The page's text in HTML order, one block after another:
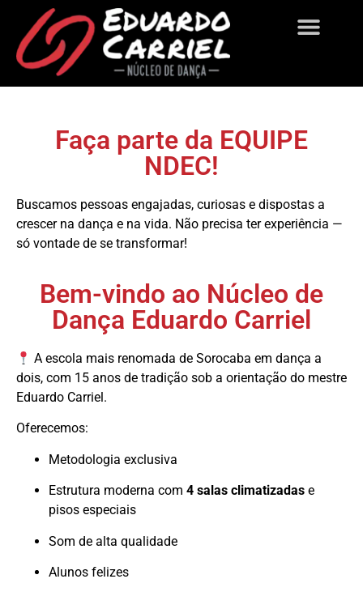
Faça parte da EQUIPE
NDEC!
Buscamos pessoas engajadas, curiosas e dispostas a
crescer na dança e na vida. Não precisa ter experiência —
só vontade de se transformar!
Bem-vindo ao Núcleo de
Dança Eduardo Carriel
A escola mais renomada de Sorocaba em dança a
dois, com 15 anos de tradição sob a orientação do mestre
Eduardo Carriel.
Oferecemos:
Metodologia exclusiva
Estrutura moderna com 4 salas climatizadas e
pisos especiais
Som de alta qualidade
Alunos felizes